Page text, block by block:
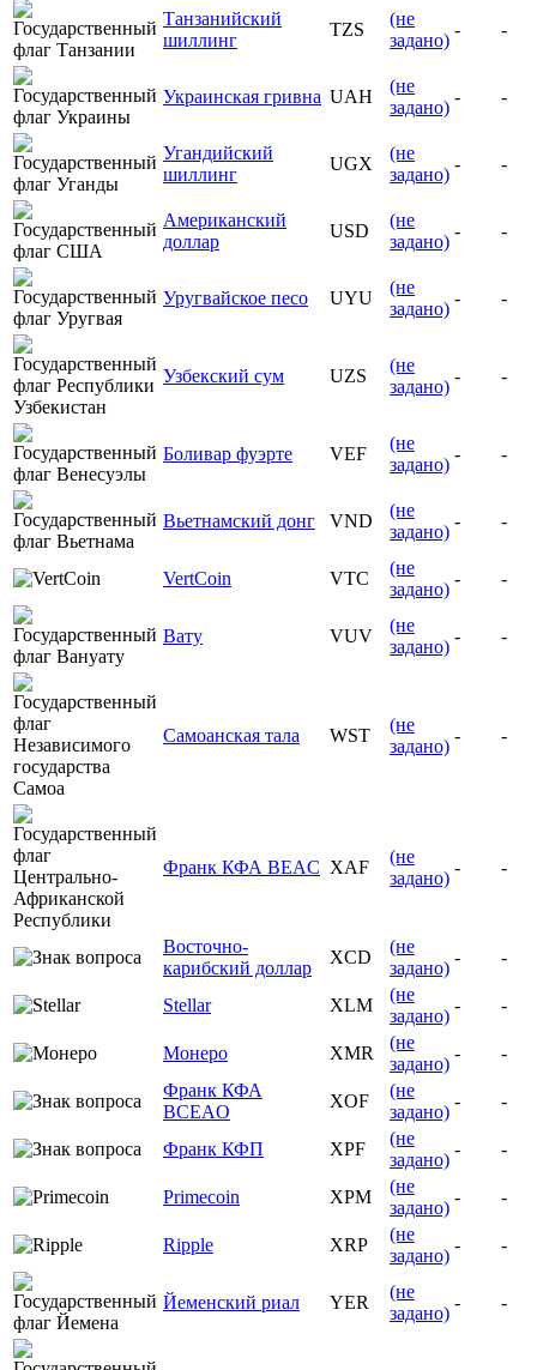
Танзанийский
шиллинг
TZS
(не
задано)
- -
Украинская гривна UAH
(не
задано)
- -
Угандийский
шиллинг
UGX
(не
задано)
- -
Американский
доллар
USD
(не
задано)
- -
Уругвайское песо UYU
(не
задано)
- -
Узбекский сум UZS
(не
задано)
- -
Боливар фуэрте VEF
(не
задано)
- -
Вьетнамский донг VND
(не
задано)
- -
VertCoin VTC
(не
задано)
- -
Вату VUV
(не
задано)
- -
Самоанская тала WST
(не
задано)
- -
Франк КФА BEAC XAF
(не
задано)
- -
Восточно-
карибский доллар
XCD
(не
задано)
- -
Stellar XLM
(не
задано)
- -
Монеро XMR
(не
задано)
-
-
Франк КФА
BCEAO
XOF
(не
задано)
- -
Франк КФП XPF
(не
задано)
- -
Primecoin XPM
(не
задано)
- -
Ripple XRP
(не
задано)
- -
Йеменский риал YER
(не
задано)
- -